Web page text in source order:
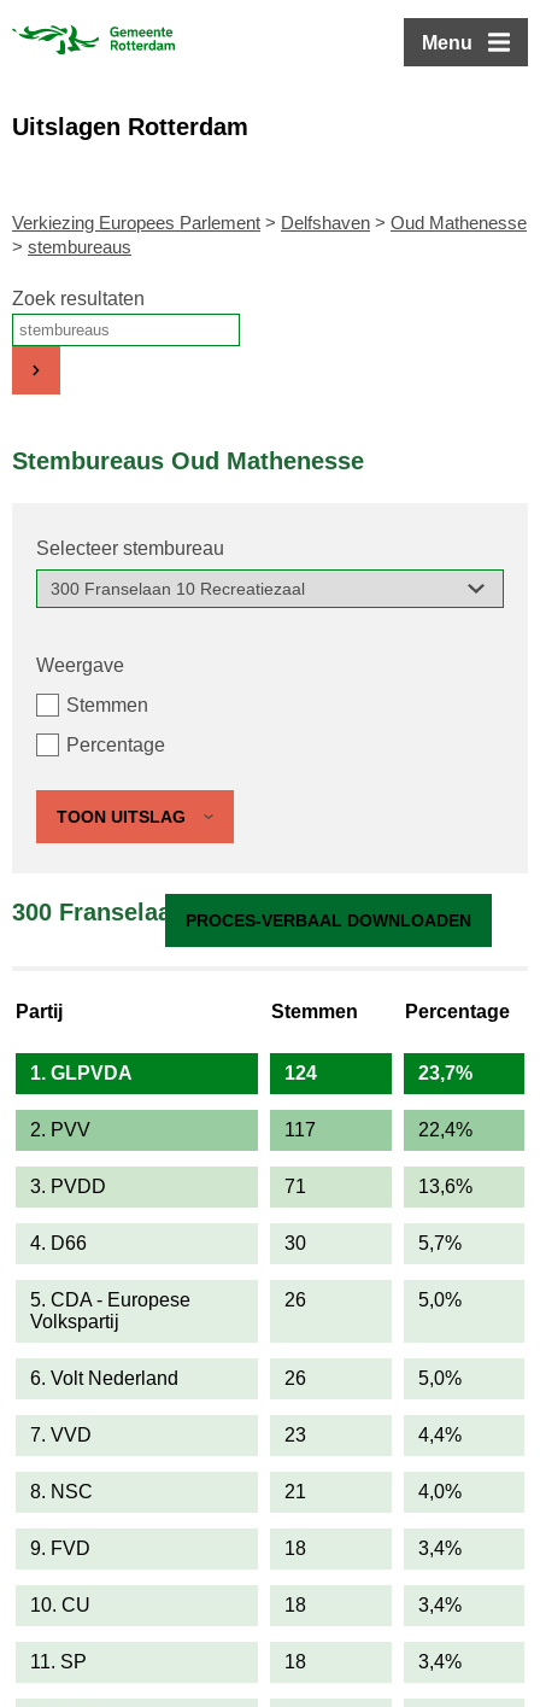
Menu
Uitslagen Rotterdam
Verkiezing Europees Parlement > Delfshaven > Oud Mathenesse
> stembureaus
Zoek resultaten
Stembureaus Oud Mathenesse
Selecteer stembureau
Weergave
Stemmen
Percentage
TOON UITSLAG
300 Franselaan 10 Recreatiezaal
PROCES-VERBAAL DOWNLOADEN
Partij Stemmen Percentage
1. GLPVDA 124 23,7%
2. PVV 117 22,4%
3. PVDD 71 13,6%
4. D66 30 5,7%
5. CDA - Europese
Volkspartij
26 5,0%
6. Volt Nederland 26 5,0%
7. VVD 23 4,4%
8. NSC 21 4,0%
9. FVD 18 3,4%
10. CU 18 3,4%
11. SP 18 3,4%